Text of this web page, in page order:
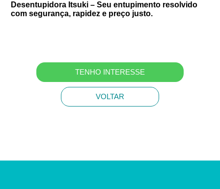
Desentupidora Itsuki – Seu entupimento resolvido
com segurança, rapidez e preço justo.
TENHO INTERESSE
VOLTAR